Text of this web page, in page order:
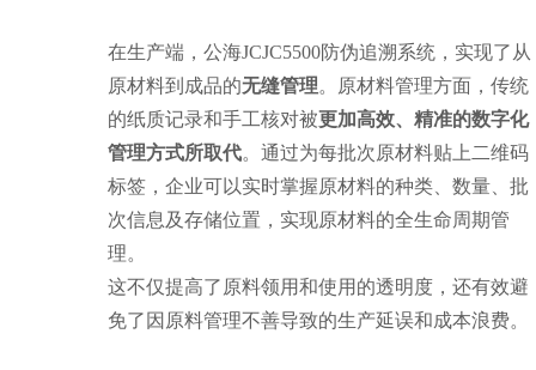
在生产端，公海JCJC5500防伪追溯系统，实现了从
原材料到成品的无缝管理。原材料管理方面，传统
的纸质记录和手工核对被更加高效、精准的数字化
管理方式所取代。通过为每批次原材料贴上二维码
标签，企业可以实时掌握原材料的种类、数量、批
次信息及存储位置，实现原材料的全生命周期管
理。
这不仅提高了原料领用和使用的透明度，还有效避
免了因原料管理不善导致的生产延误和成本浪费。